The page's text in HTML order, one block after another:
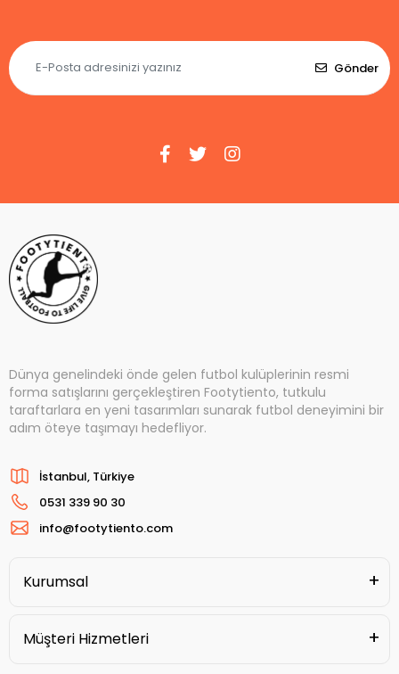
Gönder
Dünya genelindeki önde gelen futbol kulüplerinin resmi
forma satışlarını gerçekleştiren Footytiento, tutkulu
taraftarlara en yeni tasarımları sunarak futbol deneyimini bir
adım öteye taşımayı hedefliyor.
İstanbul, Türkiye
0531 339 90 30
info@footytiento.com
Kurumsal
Müşteri Hizmetleri